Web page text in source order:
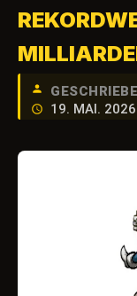
19. MAI.